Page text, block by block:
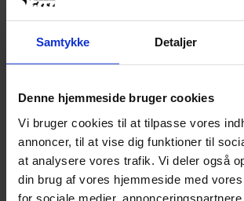
Samtykke Detaljer
Denne hjemmeside bruger cookies
Vi bruger cookies til at tilpasse vores
annoncer, til at vise dig funktioner til
at analysere vores trafik. Vi deler også
din brug af vores hjemmeside med
for sociale medier, annonceringspartnere
Vitamin B12
Biotin
0,03 mg
Folinsyre
0,52 mg
Cholinchlorid
Calciumjodat, vandfrit
4,85 mg I
Kobber chelat af aminosyrehydrat
1,0 mg Cu
91,99 mg Zn
Zink chelat af aminosyrehydrat
30,0 mg Zn